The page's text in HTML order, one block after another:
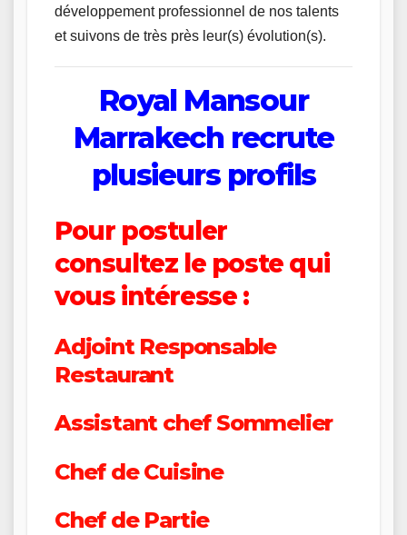
développement professionnel de nos talents
et suivons de très près leur(s) évolution(s).
Royal Mansour
Marrakech recrute
plusieurs profils
Pour postuler
consultez le poste qui
vous intéresse :
Adjoint Responsable
Restaurant
Assistant chef Sommelier
Chef de Cuisine
Chef de Partie